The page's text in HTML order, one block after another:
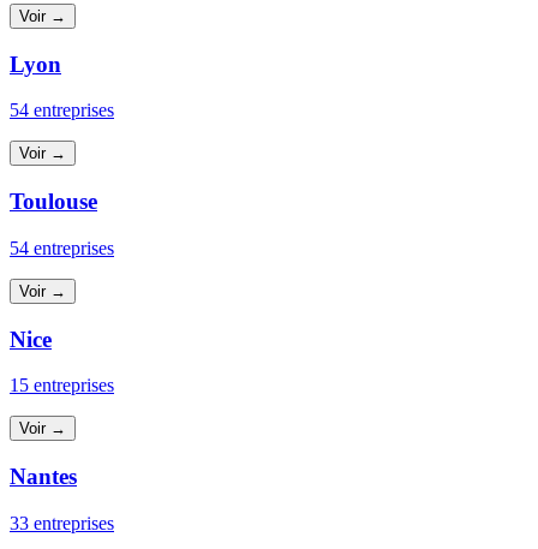
Voir →
Lyon
54 entreprises
Voir →
Toulouse
54 entreprises
Voir →
Nice
15 entreprises
Voir →
Nantes
33 entreprises